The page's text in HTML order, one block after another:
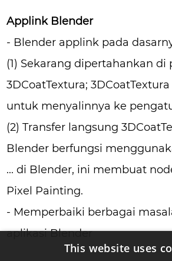
Applink Blender
- Blender applink pada
(1) Sekarang dipertahankan di
3DCoatTextura;
untuk menyalinnya ke
(2) Transfer langsung
Blender berfungsi
... di Blender, ini membuat
Pixel Painting.
- Memperbaiki berbagai
aplikasi Blender
This website uses